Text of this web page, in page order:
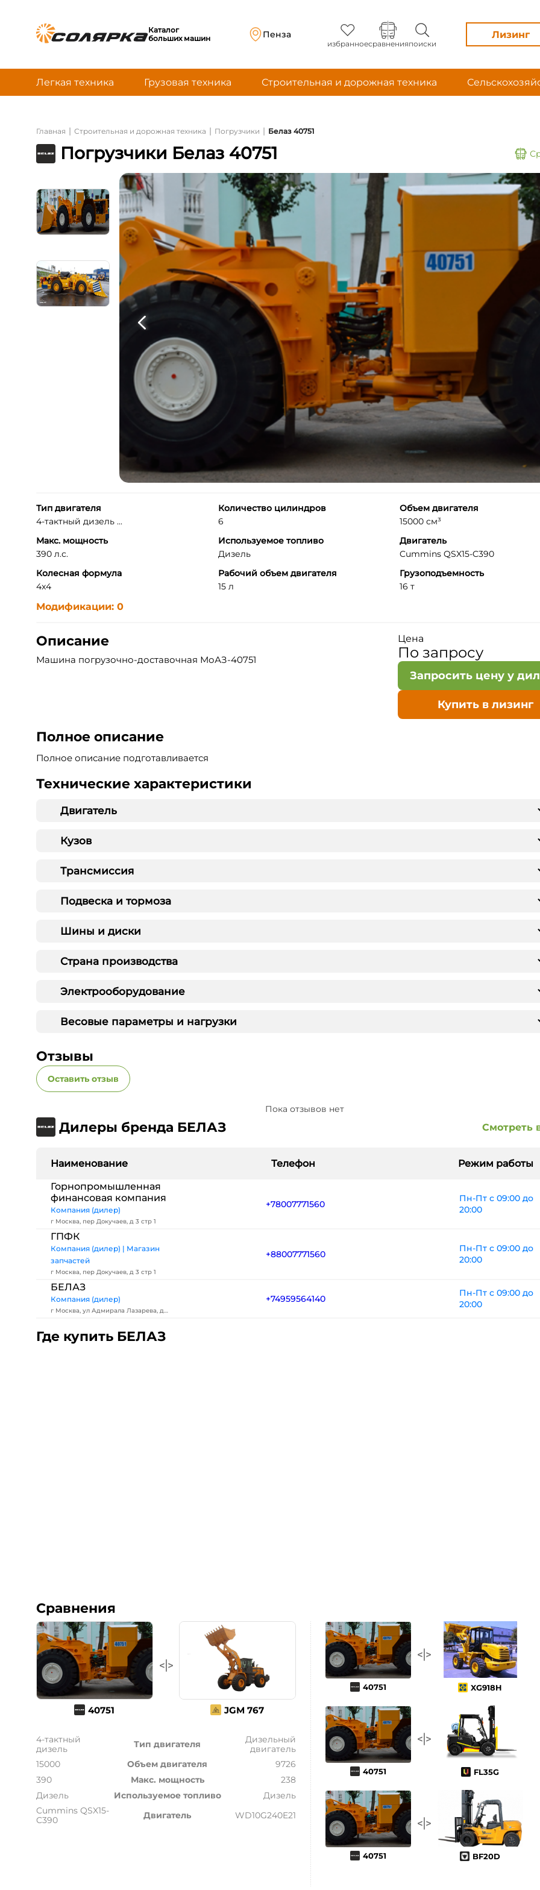
Каталог
больших машин
Пенза
избранноесравненияпоиски
Лизинг
Легкая техника Грузовая техника Строительная и дорожная техника
Главная | Строительная и дорожная техника | Погрузчики | Белаз 40751
Погрузчики Белаз 40751
Тип двигателя
4-тактный дизель ...
Количество цилиндров
6
Объем двигателя
15000 см³
Макс. мощность
390 л.с.
Используемое топливо
Дизель
Двигатель
Cummins QSX15-C390
Колесная формула
4x4
Рабочий объем двигателя
15 л
Грузоподъемность
16 т
Модификации: 0
Описание
Машина погрузочно-доставочная МоАЗ-40751
Цена
По запросу
Запросить цену у
Купить в лизинг
Полное описание
Полное описание подготавливается
Технические характеристики
Двигатель
Кузов
Трансмиссия
Подвеска и тормоза
Шины и диски
Страна производства
Электрооборудование
Весовые параметры и нагрузки
Отзывы
Оставить отзыв
Пока отзывов нет
Дилеры бренда БЕЛАЗ Смотреть
Наименование Телефон
Режим работы
Горнопромышленная
финансовая компания
Компания (дилер)
г Москва, пер Докучаев, д 3 стр 1
+78007771560
Пн-Пт с 09:00 до
20:00
ГПФК
Компания (дилер) | Магазин
запчастей
г Москва, пер Докучаев, д 3 стр 1
+88007771560
Пн-Пт с 09:00 до
20:00
БЕЛАЗ
Компания (дилер)
г Москва, ул Адмирала Лазарева, д
+74959564140
Пн-Пт с 09:00 до
20:00
Где купить БЕЛАЗ
Сравнения
40751 JGM 767
4-тактный
дизель
Тип двигателя
Дизельный
двигатель
15000
Объем двигателя
9726
390
Макс. мощность
238
Дизель
Используемое топливо
Дизель
Cummins QSX15-
C390
Двигатель WD10G240E21
40751 XG918H
40751 FL35G
40751 BF20D